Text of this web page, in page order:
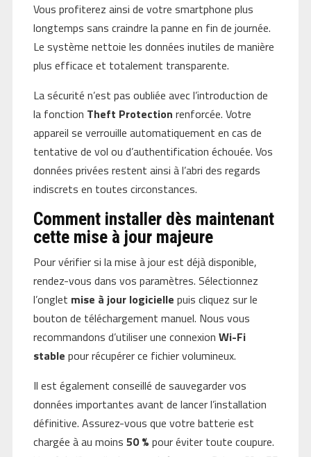
Vous profiterez ainsi de votre smartphone plus
longtemps sans craindre la panne en fin de journée.
Le système nettoie les données inutiles de manière
plus efficace et totalement transparente.
La sécurité n’est pas oubliée avec l’introduction de
la fonction Theft Protection renforcée. Votre
appareil se verrouille automatiquement en cas de
tentative de vol ou d’authentification échouée. Vos
données privées restent ainsi à l’abri des regards
indiscrets en toutes circonstances.
Comment installer dès maintenant
cette mise à jour majeure
Pour vérifier si la mise à jour est déjà disponible,
rendez-vous dans vos paramètres. Sélectionnez
l’onglet mise à jour logicielle puis cliquez sur le
bouton de téléchargement manuel. Nous vous
recommandons d’utiliser une connexion Wi-Fi
stable pour récupérer ce fichier volumineux.
Il est également conseillé de sauvegarder vos
données importantes avant de lancer l’installation
définitive. Assurez-vous que votre batterie est
chargée à au moins 50 % pour éviter toute coupure.